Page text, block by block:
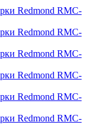
Redmond RMC-
Redmond RMC-
Redmond RMC-
Redmond RMC-
Redmond RMC-
Redmond RMC-